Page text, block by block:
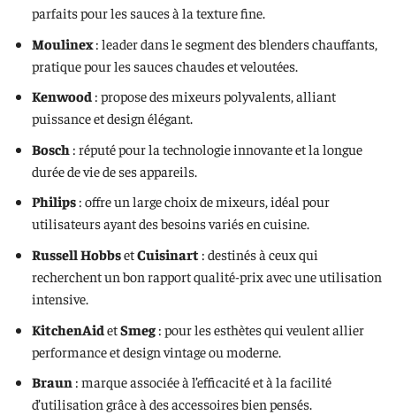
parfaits pour les sauces à la texture fine.
Moulinex: leader dans le segment des blenders chauffants,
pratique pour les sauces chaudes et veloutées.
Kenwood: propose des mixeurs polyvalents, alliant
puissance et design élégant.
Bosch : réputé pour la technologie innovante et la longue
durée de vie de ses appareils.
Philips: offre un large choix de mixeurs, idéal pour
utilisateurs ayant des besoins variés en cuisine.
Russell HobbsetCuisinart : destinés à ceux qui
recherchent un bon rapport qualité-prix avec une utilisation
intensive.
KitchenAid etSmeg: pour les esthètes qui veulent allier
performance et design vintage ou moderne.
Braun : marque associée à l’efficacité et à la facilité
d’utilisation grâce à des accessoires bien pensés.